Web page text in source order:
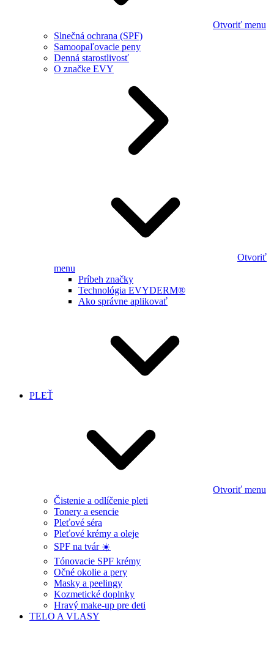
Otvoriť menu
Slnečná ochrana (SPF)
Samoopaľovacie peny
Denná starostlivosť
O značke EVY
Otvoriť
menu
Príbeh značky
Technológia EVYDERM®
Ako správne aplikovať
PLEŤ
Otvoriť menu
Čistenie a odlíčenie pleti
Tonery a esencie
Pleťové séra
Pleťové krémy a oleje
SPF na tvár ☀️
Tónovacie SPF krémy
Očné okolie a pery
Masky a peelingy
Kozmetické doplnky
Hravý make-up pre deti
TELO A VLASY